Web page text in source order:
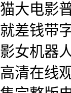
猫大电影
就差钱带
影女机器
高清在线